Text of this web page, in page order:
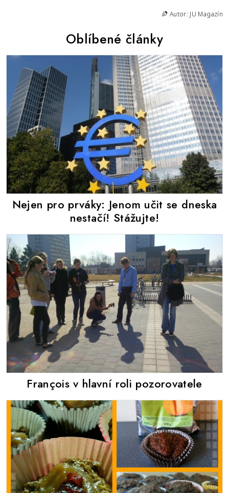
Autor: JU Magazín
Oblíbené články
Nejen pro prváky: Jenom učit se dneska
nestačí! Stážujte!
François v hlavní roli pozorovatele